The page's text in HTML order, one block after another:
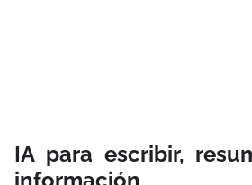
IA para escribir,